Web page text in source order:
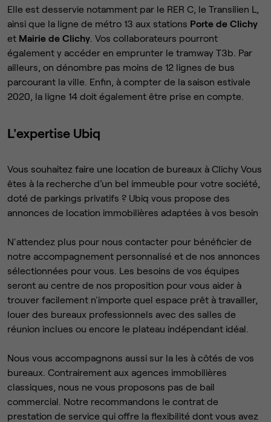
Elle est desservie notamment par le RER C, le Transilien L,
ainsi que la ligne de métro 13 aux stations Porte de Clichy
et Mairie de Clichy . Vos collaborateurs pourront
également y accéder en emprunter le tramway T3b. Par
ailleurs, on dénombre pas moins de 12 lignes de bus
parcourant la ville. Enfin, à compter de la saison estivale
2020, la ligne 14 doit également être prise en compte.
L'expertise Ubiq
Vous souhaitez faire une location de bureaux à Clichy Vous
êtes à la recherche d’un bel immeuble pour votre société,
doté de parkings privatifs ? Ubiq vous propose des
annonces de location immobilières adaptées à vos besoin
N'attendez plus pour nous contacter pour bénéficier de
notre accompagnement personnalisé et de nos annonces
sélectionnées pour vous. Les besoins de vos équipes
seront au centre de nos proposition pour vous aider à
trouver facilement n'importe quel espace prêt à travailler,
louer des bureaux professionnels avec des salles de
réunion inclues ou encore le plateau indépendant idéal.
Nous vous accompagnons aussi sur la les à côtés de vos
bureaux. Contrairement aux agences immobilières
classiques, nous ne vous proposons pas de bail
commercial. Notre recommandons le contrat de
prestation de service qui offre la flexibilité dont vous avez